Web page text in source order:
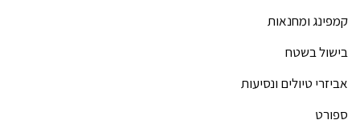
קמפינג ומחנאות
בישול בשטח
אביזרי טיולים ונסיעות
ספורט